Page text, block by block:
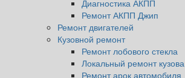
Диагностика АКПП
Ремонт АКПП Джип
Ремонт двигателей
Кузовной ремонт
Ремонт лобового стекла
Локальный ремонт кузова
Ремонт арок автомобиля